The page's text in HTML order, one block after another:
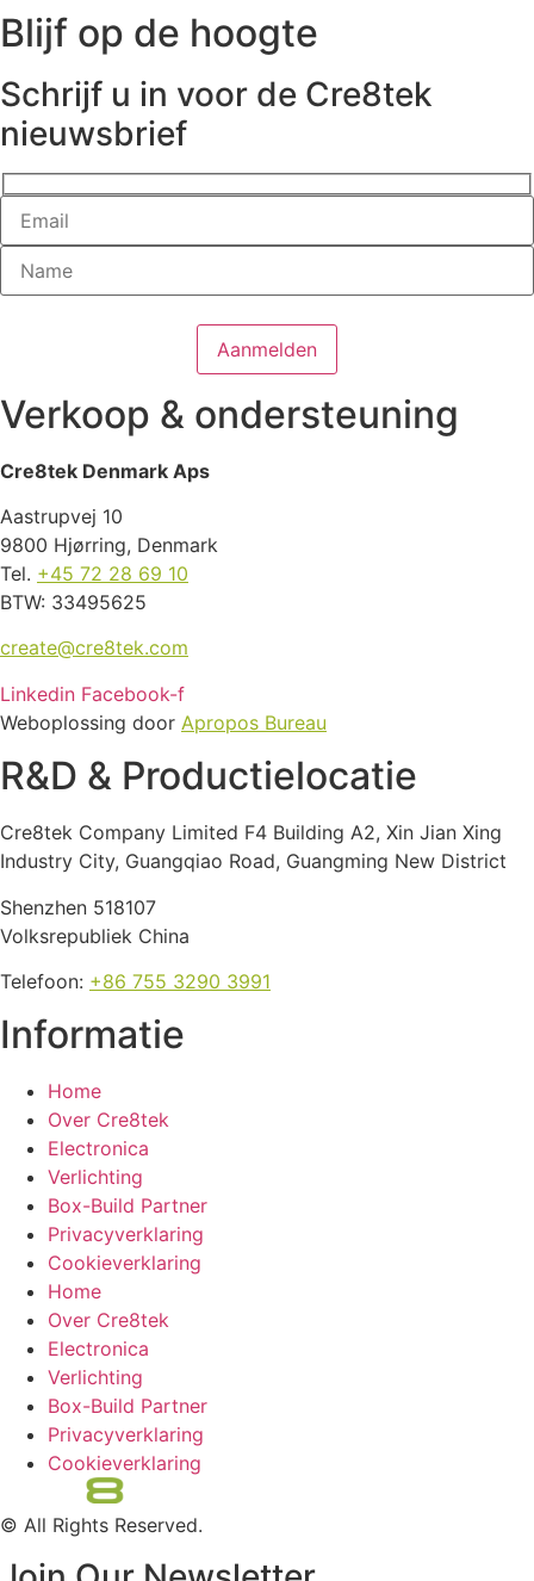
Blijf op de hoogte
Schrijf u in voor de Cre8tek
nieuwsbrief
Verkoop & ondersteuning
Cre8tek Denmark Aps
Aastrupvej 10
9800 Hjørring, Denmark
Tel. +45 72 28 69 10
BTW: 33495625
create@cre8tek.com
Linkedin Facebook-f
Weboplossing door Apropos Bureau
R&D & Productielocatie
Cre8tek Company Limited F4 Building A2, Xin Jian Xing
Industry City, Guangqiao Road, Guangming New District
Shenzhen 518107
Volksrepubliek China
Telefoon: +86 755 3290 3991
Informatie
Home
Over Cre8tek
Electronica
Verlichting
Box-Build Partner
Privacyverklaring
Cookieverklaring
Home
Over Cre8tek
Electronica
Verlichting
Box-Build Partner
Privacyverklaring
Cookieverklaring
© All Rights Reserved.